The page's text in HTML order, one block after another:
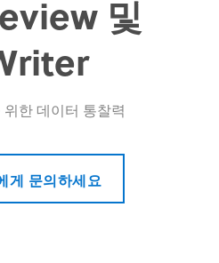
및
한 데이터 통찰력
게 문의하세요